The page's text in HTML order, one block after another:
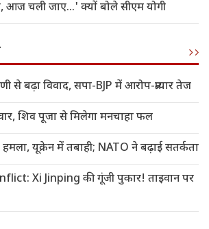
आज चली जाए...' क्यों बोले सीएम योगी
से बढ़ा विवाद, सपा-BJP में आरोप-प्रत्यार तेज
शिव पूजा से मिलेगा मनचाहा फल
यूक्रेन में तबाही; NATO ने बढ़ाई सतर्कता
Xi Jinping की गूंजी पुकार! ताइवान पर